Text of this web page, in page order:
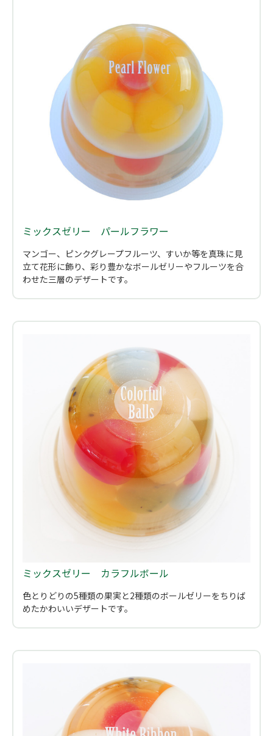
ミックスゼリー パールフラワー
マンゴー、ピンクグレープフルーツ、すいか等を真珠に見
立て花形に飾り、彩り豊かなボールゼリーやフルーツを合
わせた三層のデザートです。
ミックスゼリー カラフルボール
色とりどりの5種類の果実と2種類のボールゼリーをちりば
めたかわいいデザートです。